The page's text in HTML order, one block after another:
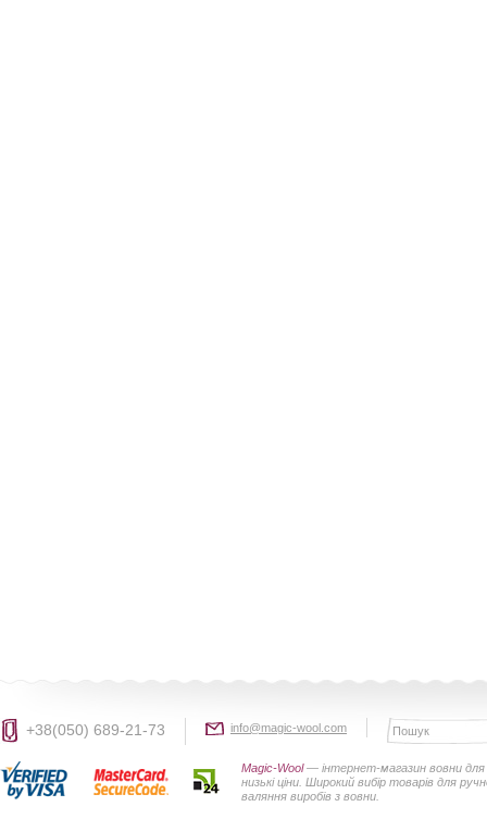
+38(050) 689-21-73 info@magic-wool.com
Magic-Wool— інтернет-магазин вовни
низькі ціни. Широкий вибір товарів для
валяння виробів з вовни.